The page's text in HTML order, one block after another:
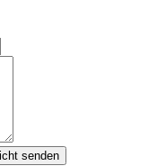
senden